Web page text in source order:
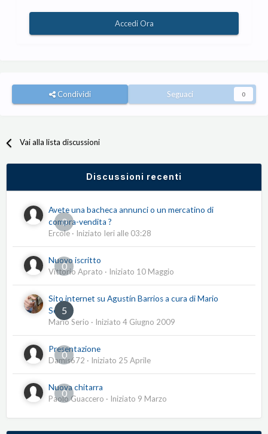
Accedi Ora
Condividi Seguaci 0
Vai alla lista discussioni
Discussioni recenti
0
Avete una bacheca annunci o un mercatino di
compra-vendita ?
Ercole · Iniziato Ieri alle 03:28
0
Nuovo iscritto
Vittorio Aprato · Iniziato 10 Maggio
5
Sito internet su Agustín Barrios a cura di Mario
Serio
Mario Serio · Iniziato 4 Giugno 2009
0
Presentazione
Damis672 · Iniziato 25 Aprile
0
Nuova chitarra
Paolo Guaccero · Iniziato 9 Marzo